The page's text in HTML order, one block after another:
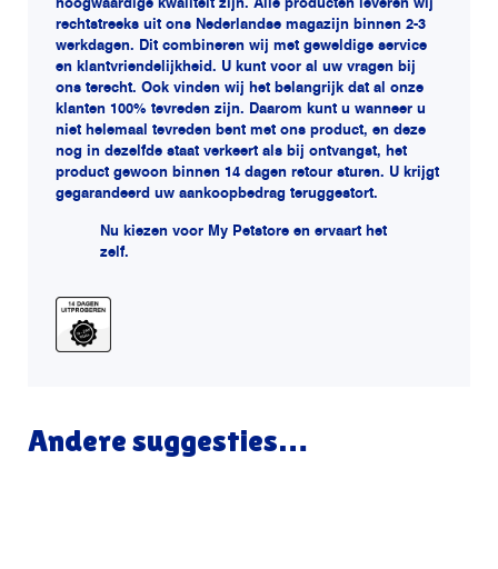
hoogwaardige kwaliteit zijn. Alle producten leveren wij
rechtstreeks uit ons Nederlandse magazijn binnen 2-3
werkdagen. Dit combineren wij met geweldige service
en klantvriendelijkheid. U kunt voor al uw vragen bij
ons terecht. Ook vinden wij het belangrijk dat al onze
klanten 100% tevreden zijn. Daarom kunt u wanneer u
niet helemaal tevreden bent met ons product, en deze
nog in dezelfde staat verkeert als bij ontvangst, het
product gewoon binnen 14 dagen retour sturen. U krijgt
gegarandeerd uw aankoopbedrag teruggestort.
Nu kiezen voor My Petstore en ervaart het
zelf.
Andere suggesties…